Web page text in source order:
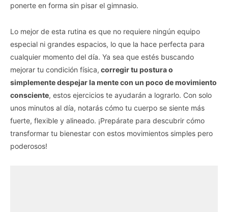
ponerte en forma sin pisar el gimnasio.
Lo mejor de esta rutina es que no requiere ningún equipo
especial ni grandes espacios, lo que la hace perfecta para
cualquier momento del día. Ya sea que estés buscando
mejorar tu condición física, corregir tu postura o
simplemente despejar la mente con un poco de movimiento
consciente, estos ejercicios te ayudarán a lograrlo. Con solo
unos minutos al día, notarás cómo tu cuerpo se siente más
fuerte, flexible y alineado. ¡Prepárate para descubrir cómo
transformar tu bienestar con estos movimientos simples pero
poderosos!